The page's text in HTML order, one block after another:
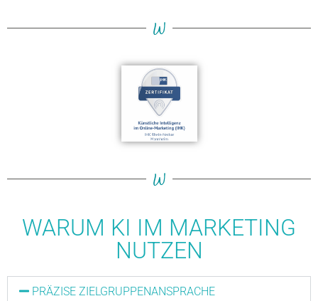
W
W
WARUM KI IM MARKETING
NUTZEN
PRÄZISE ZIELGRUPPENANSPRACHE